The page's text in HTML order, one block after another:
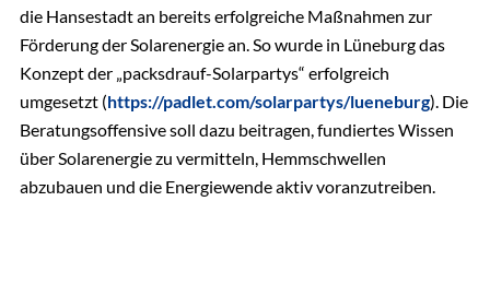
die Hansestadt an bereits erfolgreiche Maßnahmen zur
Förderung der Solarenergie an. So wurde in Lüneburg das
Konzept der „packsdrauf-Solarpartys“ erfolgreich
umgesetzt (https://padlet.com/solarpartys/lueneburg). Die
Beratungsoffensive soll dazu beitragen, fundiertes Wissen
über Solarenergie zu vermitteln, Hemmschwellen
abzubauen und die Energiewende aktiv voranzutreiben.